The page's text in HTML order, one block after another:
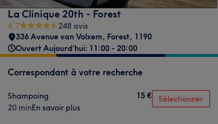
La Clinique 20th - Forest
4,7
248 avis
336 Avenue van Volxem, Forest, 1190
Ouvert Aujourd'hui: 11:00 - 20:00
Correspondant à votre recherche
Shampoing
20 minEn savoir plus
15 € Sélectionner